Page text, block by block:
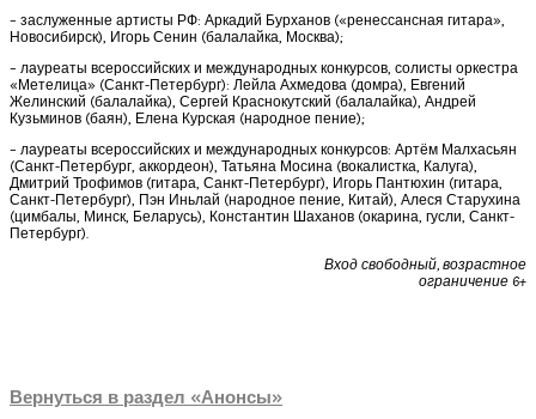
– заслуженные артисты РФ: Аркадий Бурханов («ренессансная гитара»,
Новосибирск), Игорь Сенин (балалайка, Москва);
– лауреаты всероссийских и международных конкурсов, солисты оркестра
«Метелица» (Санкт-Петербург): Лейла Ахмедова (домра), Евгений
Желинский (балалайка), Сергей Краснокутский (балалайка), Андрей
Кузьминов (баян), Елена Курская (народное пение);
– лауреаты всероссийских и международных конкурсов: Артём Малхасьян
(Санкт-Петербург, аккордеон), Татьяна Мосина (вокалистка, Калуга),
Дмитрий Трофимов (гитара, Санкт-Петербург), Игорь Пантюхин (гитара,
Санкт-Петербург), Пэн Иньлай (народное пение, Китай), Алеся Старухина
(цимбалы, Минск, Беларусь), Константин Шаханов (окарина, гусли, Санкт-
Петербург).
Вход свободный, возрастное
ограничение 6+
Вернуться в раздел «Анонсы»